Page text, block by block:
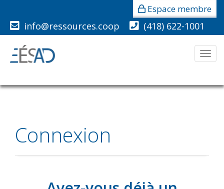
Espace membre
info@ressources.coop (418) 622-1001
Connexion